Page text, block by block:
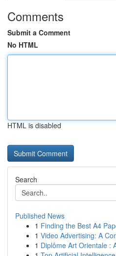
Comments
Submit a Comment
No HTML
HTML is disabled
Search
Published News
1 Finding the Best A4
1 Video Advertising: A
1 Diplôme Art Orientale :